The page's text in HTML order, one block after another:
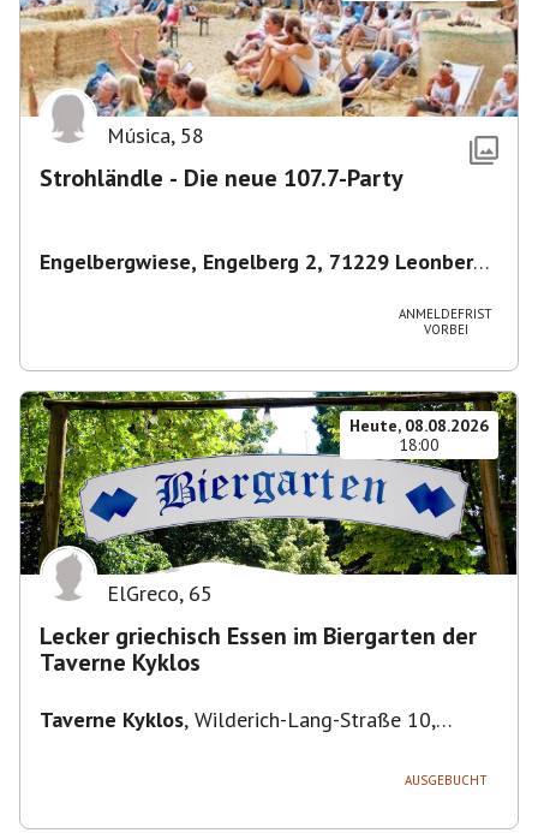
Música, 58
Strohländle - Die neue 107.7-Party
Engelbergwiese, Engelberg 2, 71229 Leonberg,
ANMELDEFRIST
VORBEI
Heute, 08.08.2026
18:00
ElGreco, 65
Lecker griechisch Essen im Biergarten der
Taverne Kyklos
Taverne Kyklos, Wilderich-Lang-Straße 10,
AUSGEBUCHT